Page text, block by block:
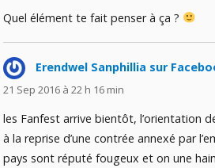
Quel élément te fait penser à ça ?
Erendwel Sanphillia sur
21 Sep 2016 à 22 h 16 min
les Fanfest arrive bientôt, l’orientation
à la reprise d’une contrée annexé par
pays sont réputé fougeux et on une